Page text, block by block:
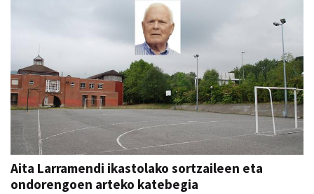
Aita Larramendi ikastolako sortzaileen eta
ondorengoen arteko katebegia